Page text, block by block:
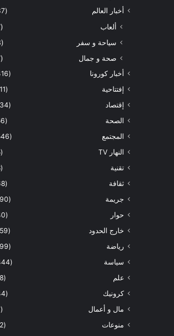
أخبار العالم
(37)
ألعاب
(7)
سياحة و سفر
(8)
صحة و جمال
(7)
أخبار كورونا
(416)
إفتتاحية
(111)
إقتصاد
(134)
الصحة
(56)
المجتمع
(546)
النهار TV
(5)
تقنية
(8)
ثقافة
(68)
جريمة
(190)
حوار
(40)
خارج الحدود
(159)
رياضة
(199)
سياسة
(444)
علم
(18)
كرونيك
(44)
مال و أعمال
(7)
منوعات
(12)